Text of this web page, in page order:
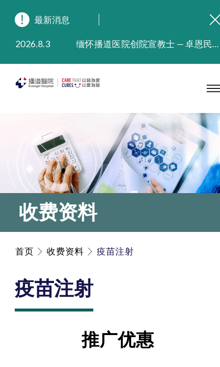
最新消息
2026.8.3
2026.3.20
晚间门诊服务延长至晚上11时
2025.8.4
播道医院体检服务获客户正面评价
收费资料
首页 收费资料 疫苗注射
疫苗注射
推广优惠